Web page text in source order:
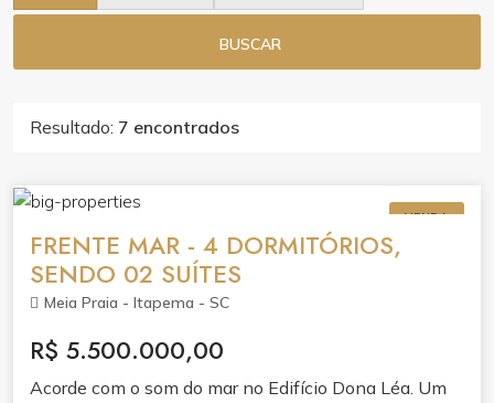
BUSCAR
Resultado: 7 encontrados
VENDA
FRENTE MAR - 4 DORMITÓRIOS,
SENDO 02 SUÍTES
Meia Praia - Itapema - SC
R$ 5.500.000,00
Acorde com o som do mar no Edifício Dona Léa. Um